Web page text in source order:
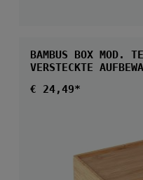
BAMBUS BOX MOD.
VERSTECKTE
Regulärer Preis:
€ 24,49*